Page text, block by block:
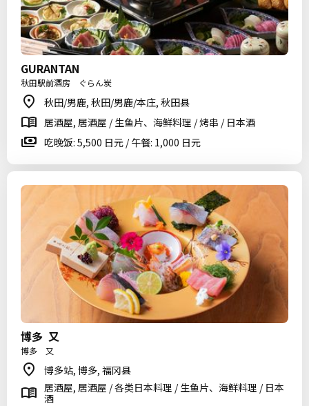
GURANTAN
秋田駅前酒房 ぐらん炭
秋田/男鹿, 秋田/男鹿/本庄, 秋田县
居酒屋, 居酒屋 / 生鱼片、海鲜料理 / 烤串 / 日本酒
吃晚饭: 5,500 日元 / 午餐: 1,000 日元
博多 又
博多 又
博多站, 博多, 福冈县
居酒屋, 居酒屋 / 各类日本料理 / 生鱼片、海鲜料理 / 日本
酒